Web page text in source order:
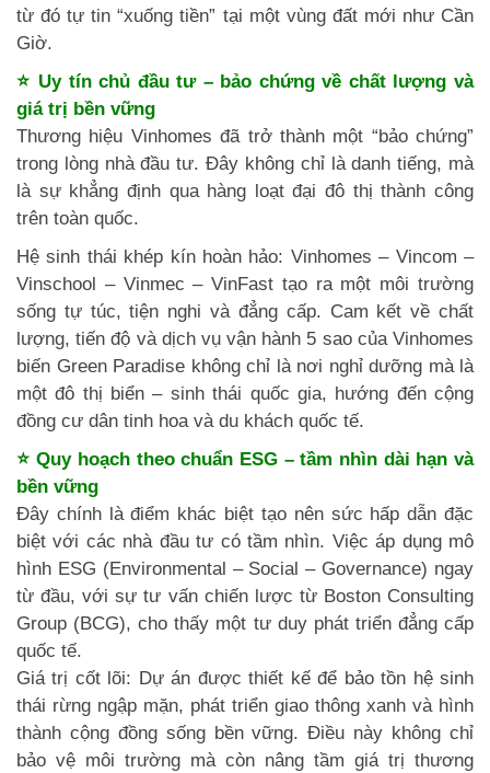
từ đó tự tin “xuống tiền” tại một vùng đất mới như Cần
Giờ.
⭐ Uy tín chủ đầu tư – bảo chứng về chất lượng và
giá trị bền vững
Thương hiệu Vinhomes đã trở thành một “bảo chứng”
trong lòng nhà đầu tư. Đây không chỉ là danh tiếng, mà
là sự khẳng định qua hàng loạt đại đô thị thành công
trên toàn quốc.
Hệ sinh thái khép kín hoàn hảo: Vinhomes – Vincom –
Vinschool – Vinmec – VinFast tạo ra một môi trường
sống tự túc, tiện nghi và đẳng cấp. Cam kết về chất
lượng, tiến độ và dịch vụ vận hành 5 sao của Vinhomes
biến Green Paradise không chỉ là nơi nghỉ dưỡng mà là
một đô thị biển – sinh thái quốc gia, hướng đến cộng
đồng cư dân tinh hoa và du khách quốc tế.
⭐ Quy hoạch theo chuẩn ESG – tầm nhìn dài hạn và
bền vững
Đây chính là điểm khác biệt tạo nên sức hấp dẫn đặc
biệt với các nhà đầu tư có tầm nhìn. Việc áp dụng mô
hình ESG (Environmental – Social – Governance) ngay
từ đầu, với sự tư vấn chiến lược từ Boston Consulting
Group (BCG), cho thấy một tư duy phát triển đẳng cấp
quốc tế.
Giá trị cốt lõi: Dự án được thiết kế để bảo tồn hệ sinh
thái rừng ngập mặn, phát triển giao thông xanh và hình
thành cộng đồng sống bền vững. Điều này không chỉ
bảo vệ môi trường mà còn nâng tầm giá trị thương